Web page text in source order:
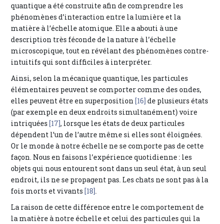
quantique a été construite afin de comprendre les
phénomènes d’interaction entre la lumière et la
matière à l’échelle atomique. Elle a abouti à une
description très féconde de la nature à l’échelle
microscopique, tout en révélant des phénomènes contre-
intuitifs qui sont difficiles à interpréter.
Ainsi, selon la mécanique quantique, les particules
élémentaires peuvent se comporter comme des ondes,
elles peuvent être en superposition[16] de plusieurs états
(par exemple en deux endroits simultanément) voire
intriquées[17], lorsque les états de deux particules
dépendent l’un de l’autre même si elles sont éloignées.
Or le monde à notre échelle ne se comporte pas de cette
façon. Nous en faisons l’expérience quotidienne : les
objets qui nous entourent sont dans un seul état, à un seul
endroit, ils ne se propagent pas. Les chats ne sont pas à la
fois morts et vivants[18].
La raison de cette différence entre le comportement de
la matière à notre échelle et celui des particules qui la